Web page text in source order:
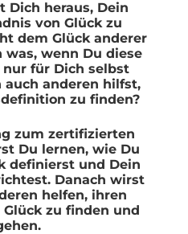
Dich heraus, Dein
von Glück zu
dem Glück anderer
was, wenn Du diese
für Dich selbst
anderen hilfst,
zu finden?
zum zertifizierten
Du lernen, wie Du
definierst und Dein
Danach wirst
helfen, ihren
zu finden und